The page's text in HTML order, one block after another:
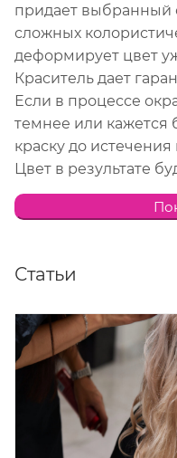
придает выбранный
сложных
деформирует цвет
Краситель дает
Если в процессе
темнее или кажется
краску до
Цвет в результате
заявлен.
Developer,
мин.
Состав:
протеины шелка.
Статьи